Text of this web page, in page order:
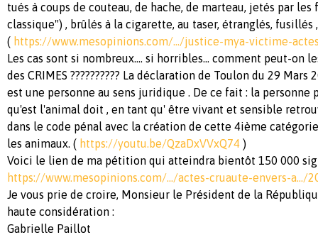
tués à coups de couteau, de hache, de marteau, jetés par les
classique") , brûlés à la cigarette, au taser, étranglés, fusillés
( https://www.mesopinions.com/…/justice-mya-victime-
Les cas sont si nombreux.... si horribles... comment peut-on
des CRIMES ?????????? La déclaration de Toulon du 29
est une personne au sens juridique . De ce fait : la personne
qu'est l'animal doit , en tant qu' être vivant et sensible
dans le code pénal avec la création de cette 4ième
les animaux. ( https://youtu.be/QzaDxVVxQ74 )
Voici le lien de ma pétition qui atteindra bientôt 150 000
https://www.mesopinions.com/…/actes-cruaute-envers-a…/
Je vous prie de croire, Monsieur le Président de la
haute considération :
Gabrielle Paillot